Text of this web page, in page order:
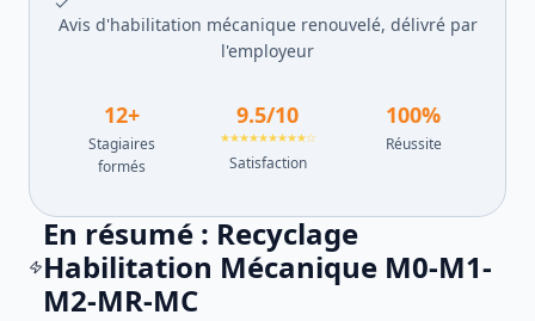
Avis d'habilitation mécanique renouvelé, délivré par
l'employeur
12+
Stagiaires
formés
9.5/10
★★★★★★★★★☆
Satisfaction
100%
Réussite
En résumé : Recyclage
Habilitation Mécanique M0-M1-
M2-MR-MC